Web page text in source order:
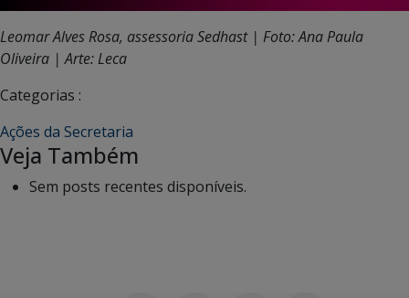
Leomar Alves Rosa, assessoria Sedhast | Foto: Ana Paula
Oliveira | Arte: Leca
Categorias :
Ações da Secretaria
Veja Também
Sem posts recentes disponíveis.